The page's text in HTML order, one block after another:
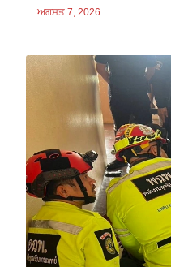
ਅਗਸਤ 7, 2026